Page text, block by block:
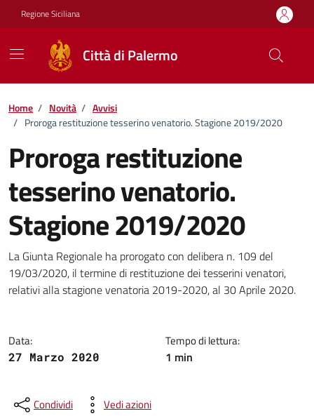
Vai ai contenuti
Vai al footer
Regione Siciliana
Città di Palermo
Home / Novità / Avvisi
/ Proroga restituzione tesserino venatorio. Stagione 2019/2020
Proroga restituzione
tesserino venatorio.
Stagione 2019/2020
Dettagli della notizia
La Giunta Regionale ha prorogato con delibera n. 109 del
19/03/2020, il termine di restituzione dei tesserini venatori,
relativi alla stagione venatoria 2019-2020, al 30 Aprile 2020.
Data:
27 Marzo 2020
Tempo di lettura:
1 min
Condividi Vedi azioni